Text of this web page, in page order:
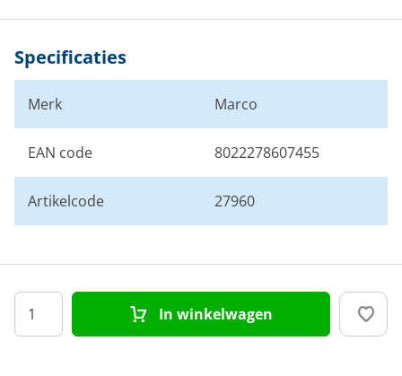
Specificaties
Merk Marco
EAN code 8022278607455
Artikelcode 27960
In winkelwagen